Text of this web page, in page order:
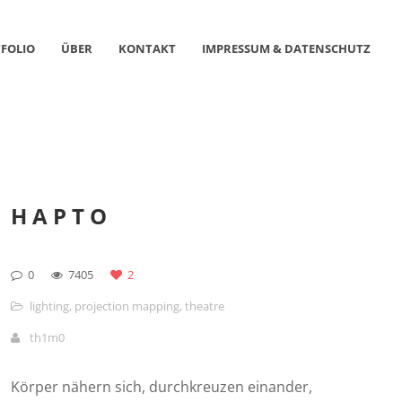
ÜBER KONTAKT IMPRESSUM & DATENSCHUTZ
HAPTO
0 7405
2
lighting, projection mapping,theatre
th1m0
Körper nähern sich, durchkreuzen einander,